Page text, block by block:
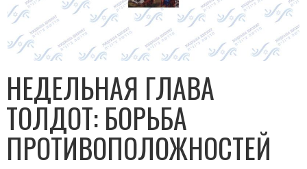
НЕДЕЛЬНАЯ ГЛАВА
ТОЛДОТ: БОРЬБА
ПРОТИВОПОЛОЖНОСТЕЙ